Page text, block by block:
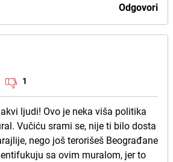
Odgovori
1
ljudi! Ovo je neka viša politika
Vučiću srami se, nije ti bilo dosta
nego još terorišeš Beograđane
sa ovim muralom, jer to